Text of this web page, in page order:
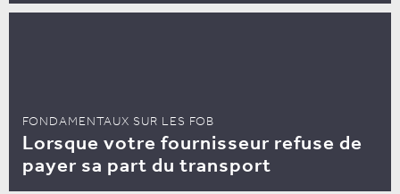
FONDAMENTAUX SUR LES FOB
Lorsque votre fournisseur refuse de
payer sa part du transport